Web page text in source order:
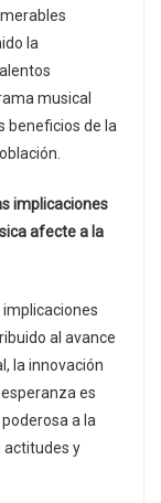
la
musical
beneficios de la
implicaciones
afecte a la
implicaciones
al avance
la innovación
es
a la
actitudes y